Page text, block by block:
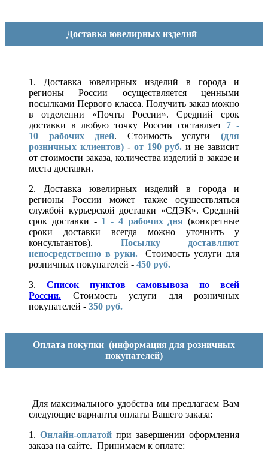
Доставка ювелирных изделий
1. Доставка ювелирных изделий в города и
регионы России осуществляется ценными
посылками Первого класса. Получить заказ можно
в отделении «Почты России». Средний срок
доставки в любую точку России составляет 7 -
10 рабочих дней. Стоимость услуги(для
розничных клиентов)- от 190 руб. и не зависит
от стоимости заказа, количества изделий в заказе и
места доставки.
2. Доставка ювелирных изделий в города и
регионы России может также осуществляться
службой курьерской доставки «СДЭК». Средний
срок доставки - 1 - 4 рабочих дня (конкретные
сроки доставки всегда можно уточнить у
консультантов). Посылку доставляют
непосредственно в руки.
Стоимость услуги для
розничных покупателей - 450 руб.
3. Список пунктов самовывоза по всей
России.
Стоимость услуги для розничных
покупателей - 350 руб.
Оплата покупки (информация для розничных
покупателей)
Для максимального удобства мы предлагаем Вам
следующие варианты оплаты Вашего заказа:
1. Онлайн-оплатой при завершении оформления
заказа на сайте. Принимаем к оплате: